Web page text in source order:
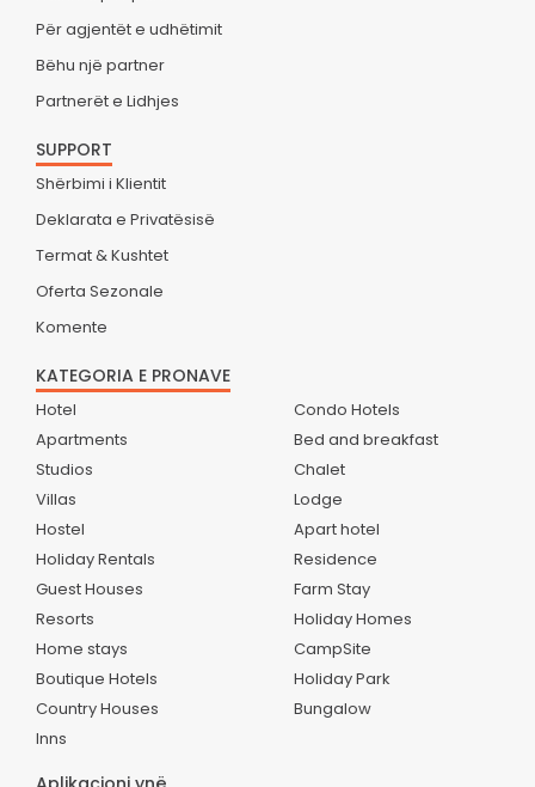
Për agjentët e udhëtimit
Bëhu një partner
Partnerët e Lidhjes
SUPPORT
Shërbimi i Klientit
Deklarata e Privatësisë
Termat & Kushtet
Oferta Sezonale
Komente
KATEGORIA E PRONAVE
Hotel
Apartments
Studios
Villas
Hostel
Holiday Rentals
Guest Houses
Resorts
Home stays
Boutique Hotels
Country Houses
Inns
Condo Hotels
Bed and breakfast
Chalet
Lodge
Apart hotel
Residence
Farm Stay
Holiday Homes
CampSite
Holiday Park
Bungalow